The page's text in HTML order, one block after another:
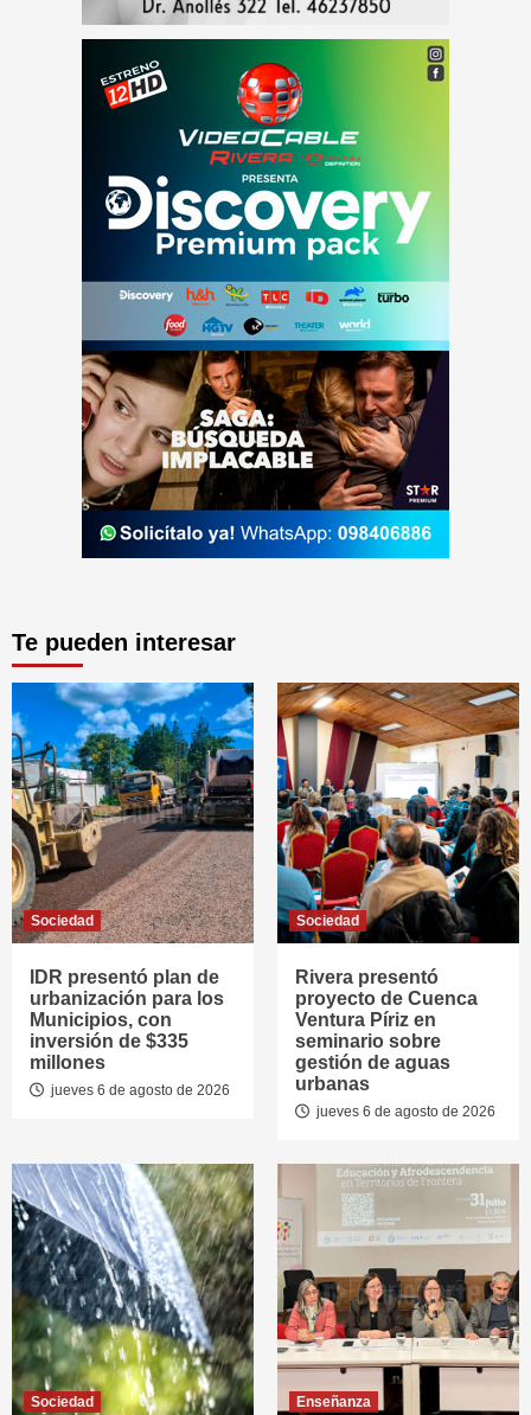
Te pueden interesar
Sociedad
IDR presentó plan de
urbanización para los
Municipios, con
inversión de $335
millones
jueves 6 de agosto de 2026
Sociedad
Rivera presentó
proyecto de Cuenca
Ventura Píriz en
seminario sobre
gestión de aguas
urbanas
jueves 6 de agosto de 2026
Sociedad Enseñanza